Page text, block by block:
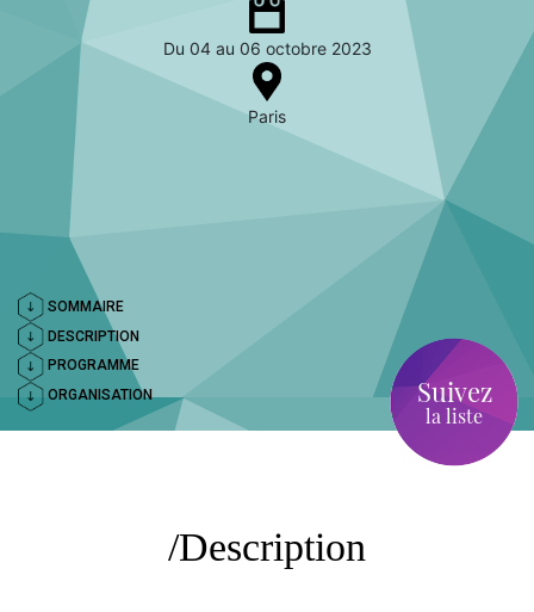
Du 04 au 06 octobre 2023
Paris
SOMMAIRE
DESCRIPTION
PROGRAMME
ORGANISATION
Suivez
la liste
Description